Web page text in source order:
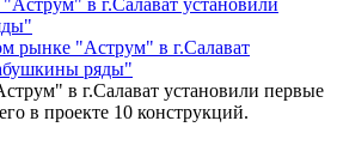
рынке "Аструм" в г.Салават
ряды"
в г.Салават установили первые
в проекте 10 конструкций.